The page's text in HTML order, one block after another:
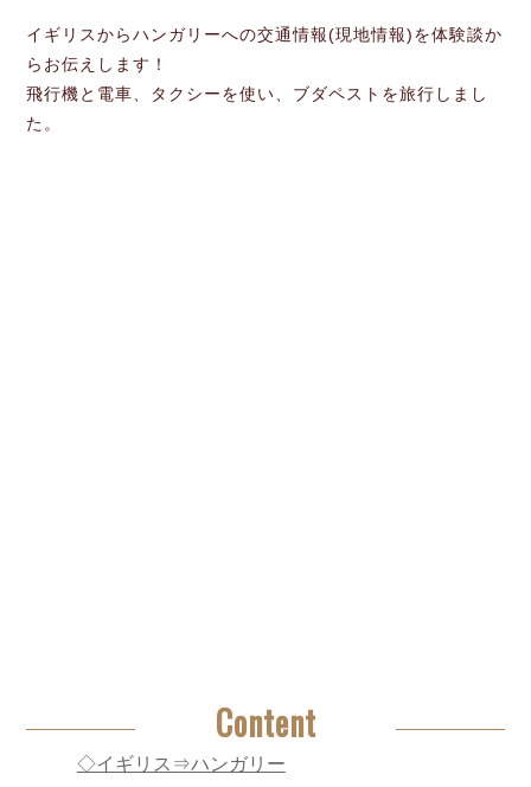
イギリスからハンガリーへの交通情報(現地情報)を体験談か
らお伝えします！
飛行機と電車、タクシーを使い、ブダペストを旅行しまし
た。
Content
◇イギリス⇒ハンガリー